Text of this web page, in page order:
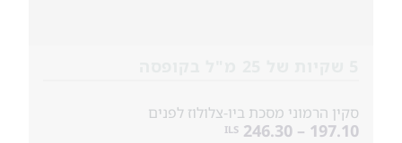
סקין הרמוני מסכת ביו-צלולוז לפנים
197.10 – 246.30
ILS